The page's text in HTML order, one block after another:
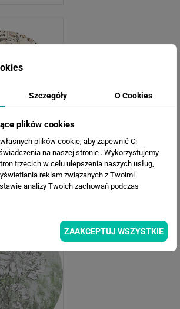
Szczegóły O Cookies
plików cookies
plików cookie, aby zapewnić Ci
na naszej stronie . Wykorzystujemy
trzecich w celu ulepszenia naszych usług,
reklam związanych z Twoimi
analizy Twoich zachowań podczas
ZAAKCEPTUJ WSZYSTKIE